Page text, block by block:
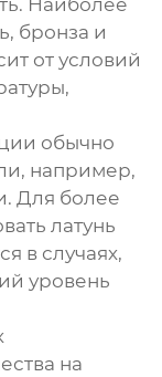
Наиболее
бронза и
от условий
обычно
например,
Для более
латунь
в случаях,
уровень
на